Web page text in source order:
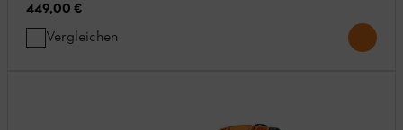
449,00 €
Vergleichen